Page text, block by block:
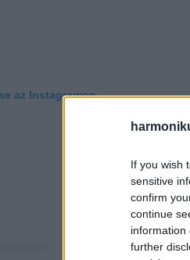
If you wish
sensitive
confirm
continue
information
further
az Instagramon